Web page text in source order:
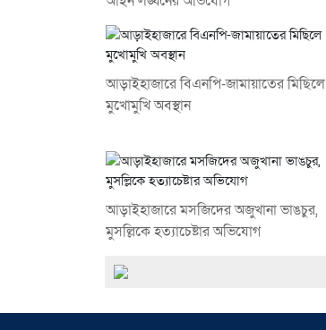
আড়াইহাজারে বিএনপি-জামায়াতের মিছিলে
মুখোমুখি অবস্থান
আড়াইহাজারে মস‌জি‌দের অজুখানা ভাঙচুর,
মুসল্লিকে হত্যাচেষ্টার অভিযোগ